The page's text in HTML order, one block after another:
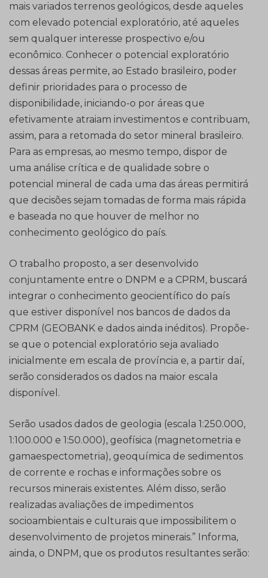
mais variados terrenos geológicos, desde aqueles
com elevado potencial exploratório, até aqueles
sem qualquer interesse prospectivo e/ou
econômico. Conhecer o potencial exploratório
dessas áreas permite, ao Estado brasileiro, poder
definir prioridades para o processo de
disponibilidade, iniciando-o por áreas que
efetivamente atraiam investimentos e contribuam,
assim, para a retomada do setor mineral brasileiro.
Para as empresas, ao mesmo tempo, dispor de
uma análise crítica e de qualidade sobre o
potencial mineral de cada uma das áreas permitirá
que decisões sejam tomadas de forma mais rápida
e baseada no que houver de melhor no
conhecimento geológico do país.
O trabalho proposto, a ser desenvolvido
conjuntamente entre o DNPM e a CPRM, buscará
integrar o conhecimento geocientífico do país
que estiver disponível nos bancos de dados da
CPRM (GEOBANK e dados ainda inéditos). Propõe-
se que o potencial exploratório seja avaliado
inicialmente em escala de província e, a partir daí,
serão considerados os dados na maior escala
disponível.
Serão usados dados de geologia (escala 1:250.000,
1:100.000 e 1:50.000), geofísica (magnetometria e
gamaespectometria), geoquímica de sedimentos
de corrente e rochas e informações sobre os
recursos minerais existentes. Além disso, serão
realizadas avaliações de impedimentos
socioambientais e culturais que impossibilitem o
desenvolvimento de projetos minerais.” Informa,
ainda, o DNPM, que os produtos resultantes serão: